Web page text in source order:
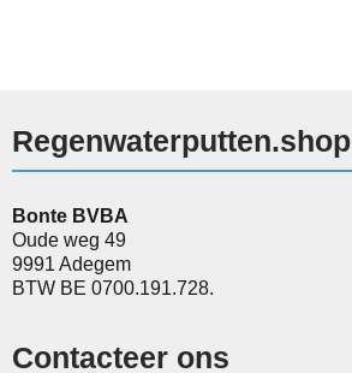
Regenwaterputten.shop
Bonte BVBA
Oude weg 49
9991 Adegem
BTW BE 0700.191.728.
Contacteer ons